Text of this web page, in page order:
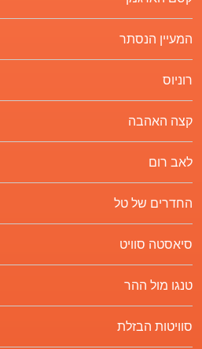
המעיין הנסתר
רוניוס
קצה האהבה
לאב רום
החדרים של טל
סיאסטה סוויט
טנגו מול ההר
סוויטות הבזלת